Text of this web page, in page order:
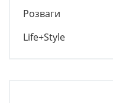
Розваги
Life+Style